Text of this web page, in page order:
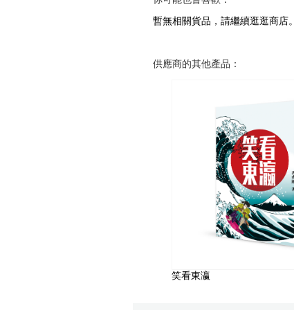
暫無相關貨品，請繼續逛逛商店。
供應商的其他產品：
笑看東瀛